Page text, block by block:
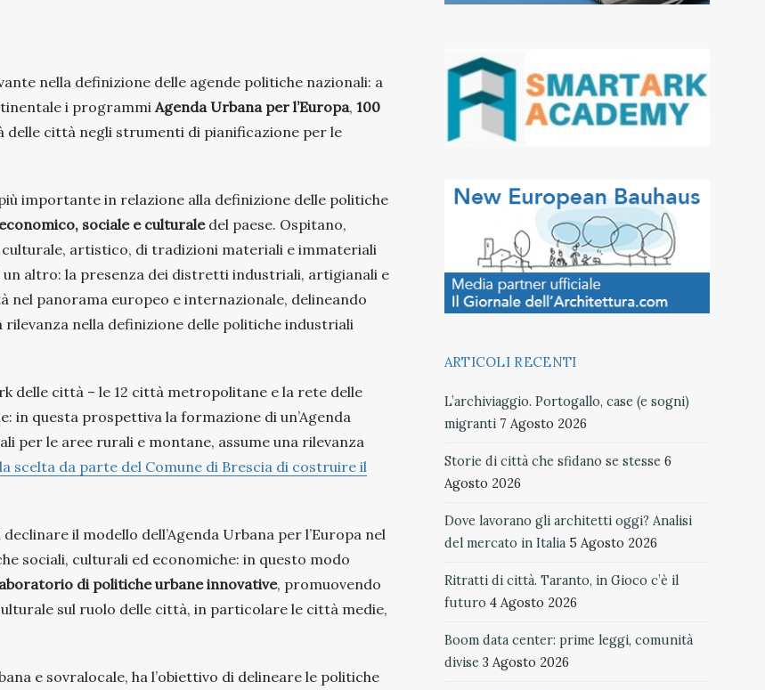
nella definizione delle agende politiche nazionali: a
i programmi Agenda Urbana per l’Europa, 100
città negli strumenti di pianificazione per le
importante in relazione alla definizione delle politiche
sociale e culturaledel paese. Ospitano,
artistico, di tradizioni materiali e immateriali
altro: la presenza dei distretti industriali, artigianali e
panorama europeo e internazionale, delineando
nella definizione delle politiche industriali
delle città – le 12 città metropolitane e la rete delle
in questa prospettiva la formazione di un’Agenda
per le aree rurali e montane, assume una rilevanza
la scelta da parte del Comune di Brescia di costruire il
il modello dell’Agenda Urbana per l’Europa nel
sociali, culturali ed economiche: in questo modo
di politiche urbane innovative, promuovendo
sul ruolo delle città, in particolare le città medie,
e sovralocale, ha l’obiettivo di delineare le politiche
ARTICOLI RECENTI
L’archiviaggio. Portogallo, case (e sogni)
migranti 7 Agosto 2026
Storie di città che sfidano se stesse 6
Agosto 2026
Dove lavorano gli architetti oggi? Analisi
del mercato in Italia 5 Agosto 2026
Ritratti di città. Taranto, in Gioco c’è il
futuro 4 Agosto 2026
Boom data center: prime leggi, comunità
divise 3 Agosto 2026